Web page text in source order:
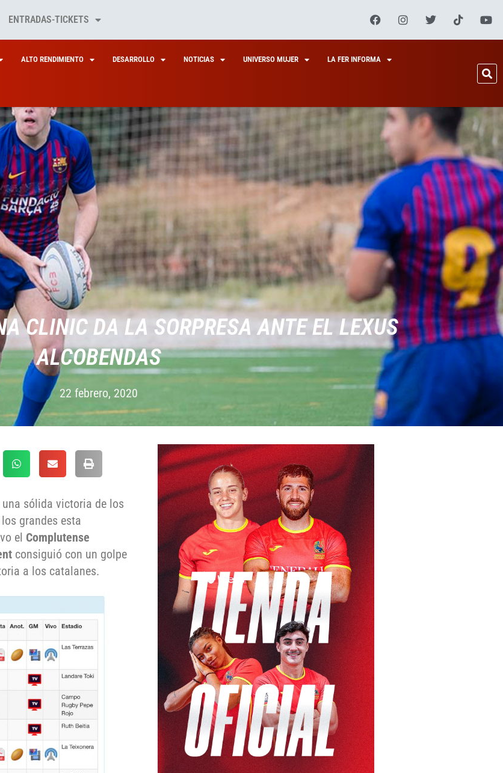
ENTRADAS-TICKETS
ALTO RENDIMIENTO DESARROLLO NOTICIAS UNIVERSO MUJER LA FER INFORMA
CLINIC DA LA SORPRESA ANTE EL LEXUS
ALCOBENDAS
22 febrero, 2020
una sólida victoria de los
grandes esta
el Complutense
consiguió con un golpe
a los catalanes.